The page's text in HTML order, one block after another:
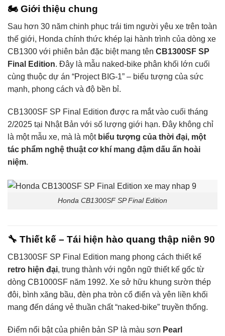
🏍️ Giới thiệu chung
Sau hơn 30 năm chinh phục trái tim người yêu xe trên toàn
thế giới, Honda chính thức khép lại hành trình của dòng xe
CB1300 với phiên bản đặc biệt mang tên CB1300SF SP
Final Edition. Đây là mẫu naked-bike phân khối lớn cuối
cùng thuộc dự án “Project BIG-1” – biểu tượng của sức
mạnh, phong cách và độ bền bỉ.
CB1300SF SP Final Edition được ra mắt vào cuối tháng
2/2025 tại Nhật Bản với số lượng giới hạn. Đây không chỉ
là một mẫu xe, mà là một biểu tượng của thời đại, một
tác phẩm nghệ thuật cơ khí mang đậm dấu ấn hoài
niệm.
Honda CB1300SF SP Final Edition
🔧 Thiết kế – Tái hiện hào quang thập niên 90
CB1300SF SP Final Edition mang phong cách thiết kế
retro hiện đại, trung thành với ngôn ngữ thiết kế gốc từ
dòng CB1000SF năm 1992. Xe sở hữu khung sườn thép
đôi, bình xăng bầu, đèn pha tròn cổ điển và yên liền khối
mang đến dáng vẻ thuần chất “naked-bike” truyền thống.
Điểm nổi bật của phiên bản SP là màu sơn Pearl